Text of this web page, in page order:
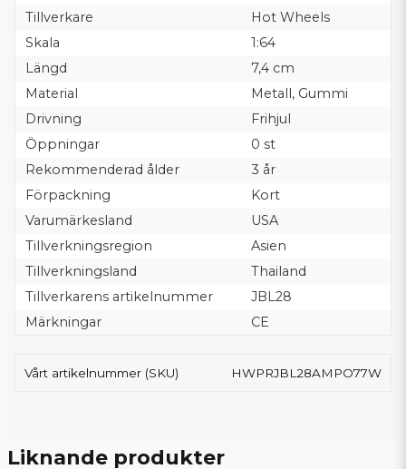
Tillverkare
Hot Wheels
Skala
1:64
Längd
7,4 cm
Material
Metall, Gummi
Drivning
Frihjul
Öppningar
0 st
Rekommenderad ålder
3 år
Förpackning
Kort
Varumärkesland
USA
Tillverkningsregion
Asien
Tillverkningsland
Thailand
Tillverkarens artikelnummer
JBL28
Märkningar
CE
Vårt artikelnummer (SKU) HWPRJBL28AMPO77W
Liknande produkter